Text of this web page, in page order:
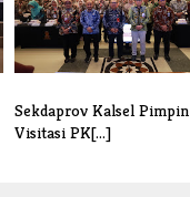
Sekdaprov Kalsel Pimpin
Visitasi PK[...]